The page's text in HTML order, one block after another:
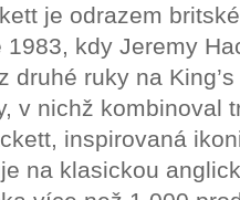
je odrazem
kdy Jeremy
druhé ruky na
v nichž kombinoval
inspirovaná
na klasickou